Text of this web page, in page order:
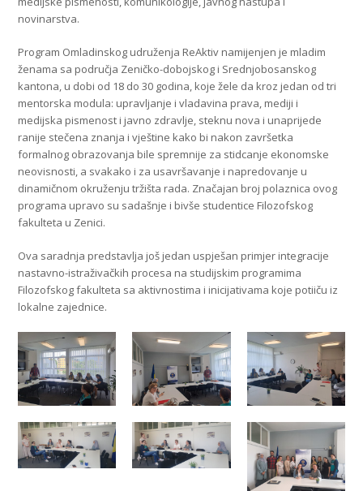
novinarstva.
Program Omladinskog udruženja ReAktiv namijenjen je mladim
ženama sa područja Zeničko-dobojskog i Srednjobosanskog
kantona, u dobi od 18 do 30 godina, koje žele da kroz jedan od tri
mentorska modula: upravljanje i vladavina prava, mediji i
medijska pismenost i javno zdravlje, steknu nova i unaprijede
ranije stečena znanja i vještine kako bi nakon završetka
formalnog obrazovanja bile spremnije za stidcanje ekonomske
neovisnosti, a svakako i za usavršavanje i napredovanje u
dinamičnom okruženju tržišta rada. Značajan broj polaznica ovog
programa upravo su sadašnje i bivše studentice Filozofskog
fakulteta u Zenici.
Ova saradnja predstavlja još jedan uspješan primjer integracije
nastavno-istraživačkih procesa na studijskim programima
Filozofskog fakulteta sa aktivnostima i inicijativama koje potiiču iz
lokalne zajednice.